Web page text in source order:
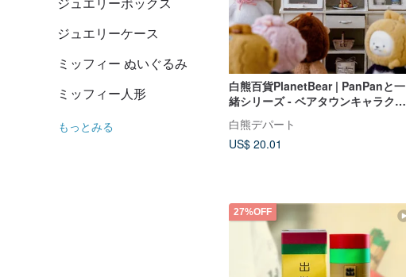
ジュエリーケース
ミッフィー ぬいぐるみ
ミッフィー人形
もっとみる
白熊百貨PlanetBear | PanPanと一
緒シリーズ - ベアタウンキャラクタ
ードールブラインドボックス
白熊デパート
US$ 20.01
27%OFF